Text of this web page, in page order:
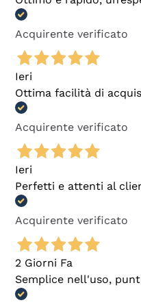
Acquirente verificato
Ieri
Ottima facilità di
Acquirente verificato
Ieri
Perfetti e attenti al
Acquirente verificato
2 Giorni Fa
Semplice nell'uso,